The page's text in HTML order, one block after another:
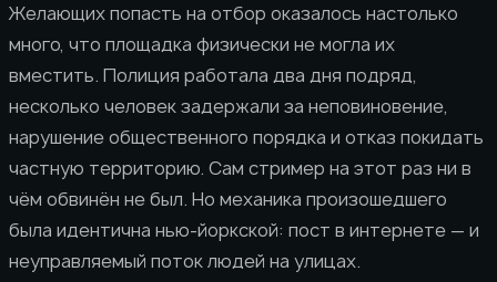
Желающих попасть на отбор оказалось настолько
много, что площадка физически не могла их
вместить. Полиция работала два дня подряд,
несколько человек задержали за неповиновение,
нарушение общественного порядка и отказ покидать
частную территорию. Сам стример на этот раз ни в
чём обвинён не был. Но механика произошедшего
была идентична нью-йоркской: пост в интернете — и
неуправляемый поток людей на улицах.